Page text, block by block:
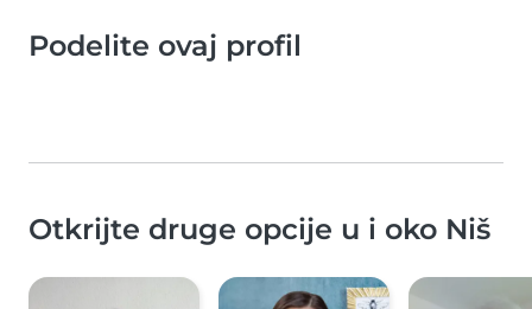
Podelite ovaj profil
Otkrijte druge opcije u i oko Niš